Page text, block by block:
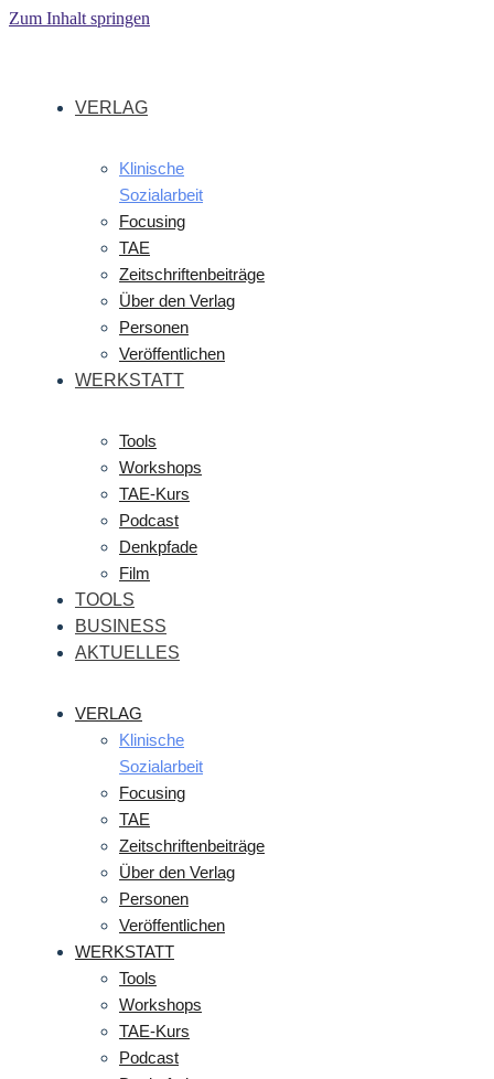
Zum Inhalt springen
VERLAG
Klinische
Sozialarbeit
Focusing
TAE
Zeitschriftenbeiträge
Über den Verlag
Personen
Veröffentlichen
WERKSTATT
Tools
Workshops
TAE-Kurs
Podcast
Denkpfade
Film
TOOLS
BUSINESS
AKTUELLES
VERLAG
Klinische
Sozialarbeit
Focusing
TAE
Zeitschriftenbeiträge
Über den Verlag
Personen
Veröffentlichen
WERKSTATT
Tools
Workshops
TAE-Kurs
Podcast